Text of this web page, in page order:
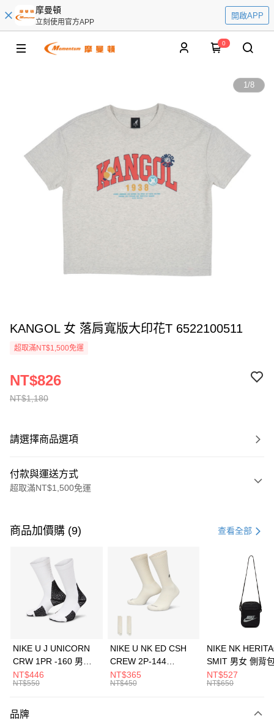
摩曼頓
立刻使用官方APP
開啟APP
0
1/8
KANGOL 女 落肩寬版大印花T 6522100511
超取滿NT$1,500免運
NT$1,180
NT$826
請選擇商品選項
付款與運送方式
超取滿NT$1,500免運
信用卡一次付款
3 期 0 利率 每期 21家銀行
合作金庫商業銀行
第一商業銀行
華南商業銀行
彰化商業銀行
上海商業儲蓄銀行
元大商業銀行
台灣樂天信用卡公司
Apple Pay
全盈+PAY
AFTEE先享後付
【關於「AFTEE先享後付」】
商品加價購 (9) 查看全部
NIKE U J UNICORN
CRW 1PR -160 男女
中統襪 FZ3393100
NT$446
NT$550
NIKE U NK ED CSH
CREW 2P-144
EMBRDY 男女 短統襪
FZ3073133
NT$365
NT$450
NIKE NK
SMIT 男女 側背
BA5871010
NT$527
NT$650
品牌